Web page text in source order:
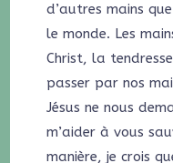
d’autres mains
le monde. Les
Christ, la
passer par nos
Jésus ne nous
m’aider à vous
manière, je crois